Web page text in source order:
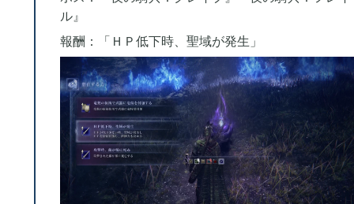
ル』
報酬：「ＨＰ低下時、聖域が発生」